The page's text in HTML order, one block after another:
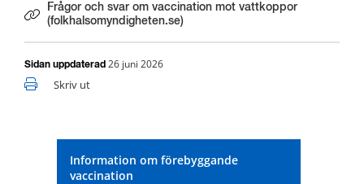
Information om förebyggande
vaccination
Frågor och svar om vaccination mot vattkoppor
(folkhalsomyndigheten.se)
Länk till annan webbplats.
Sidan uppdaterad 26 juni 2026
Skriv ut